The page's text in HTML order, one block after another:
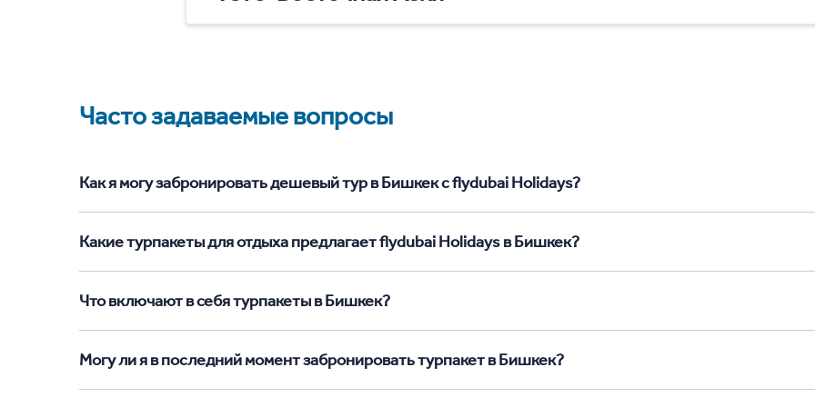
Часто задаваемые вопросы
Как я могу забронировать дешевый тур в Бишкек с flydubai Holidays?
Какие турпакеты для отдыха предлагает flydubai Holidays в Бишкек?
Что включают в себя турпакеты в Бишкек?
Могу ли я в последний момент забронировать турпакет в Бишкек?